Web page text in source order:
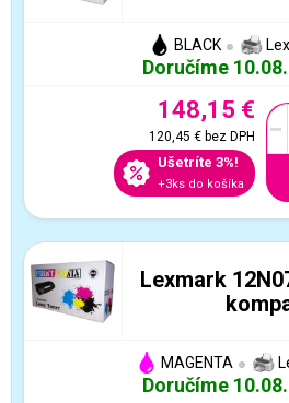
BLACK
Doručíme
148,15 €
120,45 €bez DPH
Ušetríte 3%!
+3ks do košíka
-
Lexmark
MAGENTA
Doručíme